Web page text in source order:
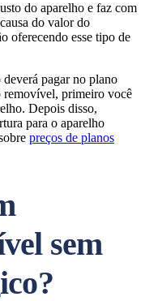
do aparelho e faz com
do valor do
oferecendo esse tipo de
deverá pagar no plano
removível, primeiro você
Depois disso,
para o aparelho
preços de planos
sem